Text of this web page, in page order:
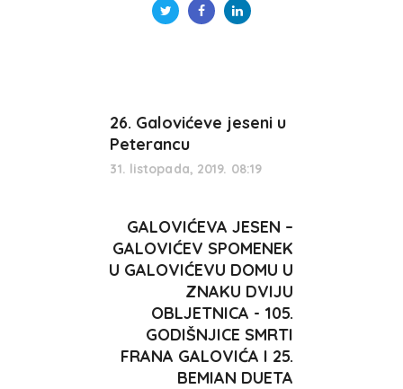
26. Galovićeve jeseni u
Peterancu
31. listopada, 2019. 08:19
GALOVIĆEVA JESEN –
GALOVIĆEV SPOMENEK
U GALOVIĆEVU DOMU U
ZNAKU DVIJU
OBLJETNICA - 105.
GODIŠNJICE SMRTI
FRANA GALOVIĆA I 25.
BEMIAN DUETA